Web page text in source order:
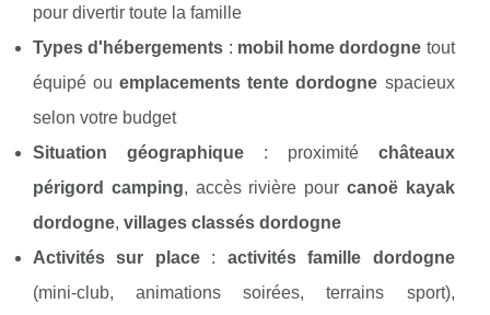
pour divertir toute la famille
Types d'hébergements : mobil home dordogne tout
équipé ouemplacements tente dordogne spacieux
selon votre budget
Situation géographique: proximité châteaux
périgord camping, accès rivière pour canoë kayak
dordogne, villages classés dordogne
Activités sur place: activités famille dordogne
(mini-club, animations soirées, terrains sport),